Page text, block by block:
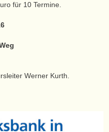
für 10 Termine.
Werner Kurth.